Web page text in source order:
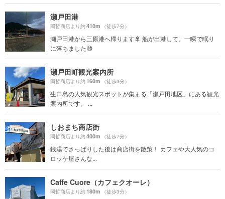
瀬戸田港
岡哲商店より約410m （徒歩7分）
瀬戸田港から三原港へ帰ります🚢 船が出港して、一瞬で眠り
に落ちました😅
瀬戸田町観光案内所
岡哲商店より約160m （徒歩3分）
生口島の人気観光スポットが集まる「瀬戸田地区」にある観光
案内所です。 ...
しおまち商店街
岡哲商店より約400m （徒歩7分）
銭湯でさっぱりした後は商店街を散策！ カフェや大人気のコ
ロッケ屋さんな...
Caffe Cuore（カフェクオーレ）
岡哲商店より約180m （徒歩3分）